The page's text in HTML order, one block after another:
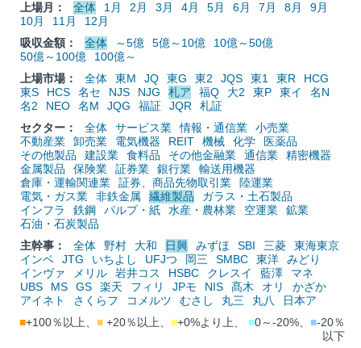
上場月：
全体 1月 2月 3月 4月 5月 6月 7月 8月
9月
10月
11月
12月
吸収金額：
全体 ～5億 5億～10億
10億～50億
50億～100億
100億～
上場市場：
全体 東M JQ 東G 東2 JQS 東1 東R
HCG
東S
HCS 名セ NJS NJG 札ア 福Q 大2 東P 東イ
名N
名2
NEO 名M JQG 福証 JQR
札証
セクター：
全体 サービス業 情報・通信業
小売業
不動産業
卸売業 電気機器 REIT 機械 化学
医薬品
その他製品
建設業 食料品 その他金融業 通信業
精密機器
金属製品
保険業 証券業 銀行業
輸送用機器
倉庫・運輸関連業
証券、商品先物取引業
陸運業
電気・ガス業
非鉄金属 繊維製品
ガラス・土石製品
インフラ
鉄鋼 パルプ・紙 水産・農林業 空運業
鉱業
石油・石炭製品
主幹事：
全体 野村 大和 日興 みずほ SBI 三菱
東海東京
インベ
JTG いちよし UFJつ 岡三 SMBC 東洋
みどり
インヴァ
メリル 岩井コス HSBC クレスイ 藍澤
マネ
UBS
MS GS 楽天 フィリ JPモ NIS 髙木 オリ
かざか
アイネト
さくらフ コメルツ むさし 丸三 丸八
日本ア
■+100％以上、 ■ +20％以上、 ■+0%より上、 ■0～-20%、 ■-20％
以下